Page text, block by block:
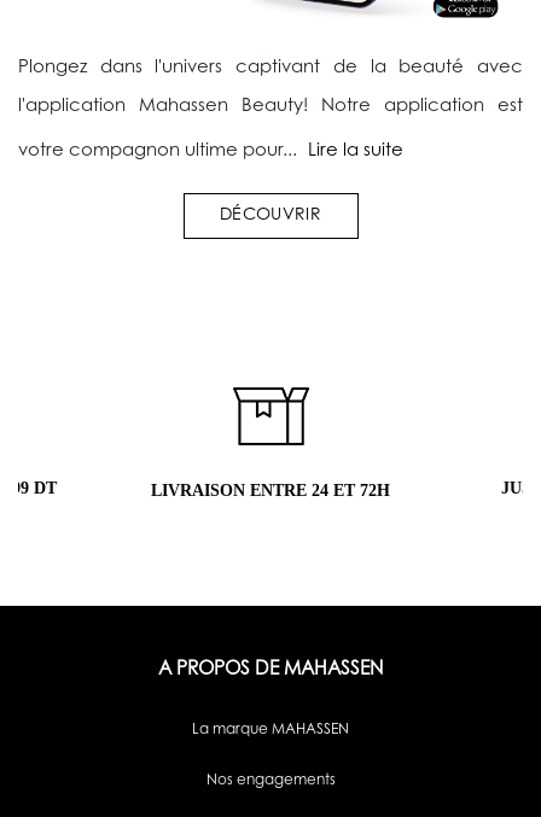
Plongez dans l'univers captivant de la beauté avec
l'application Mahassen Beauty! Notre application est
votre compagnon ultime pour... Lire la suite
DÉCOUVRIR
LIVRAISON ENTRE 24 ET 72H JUSQU'À 5
A PROPOS DE MAHASSEN
La marque MAHASSEN
Nos engagements